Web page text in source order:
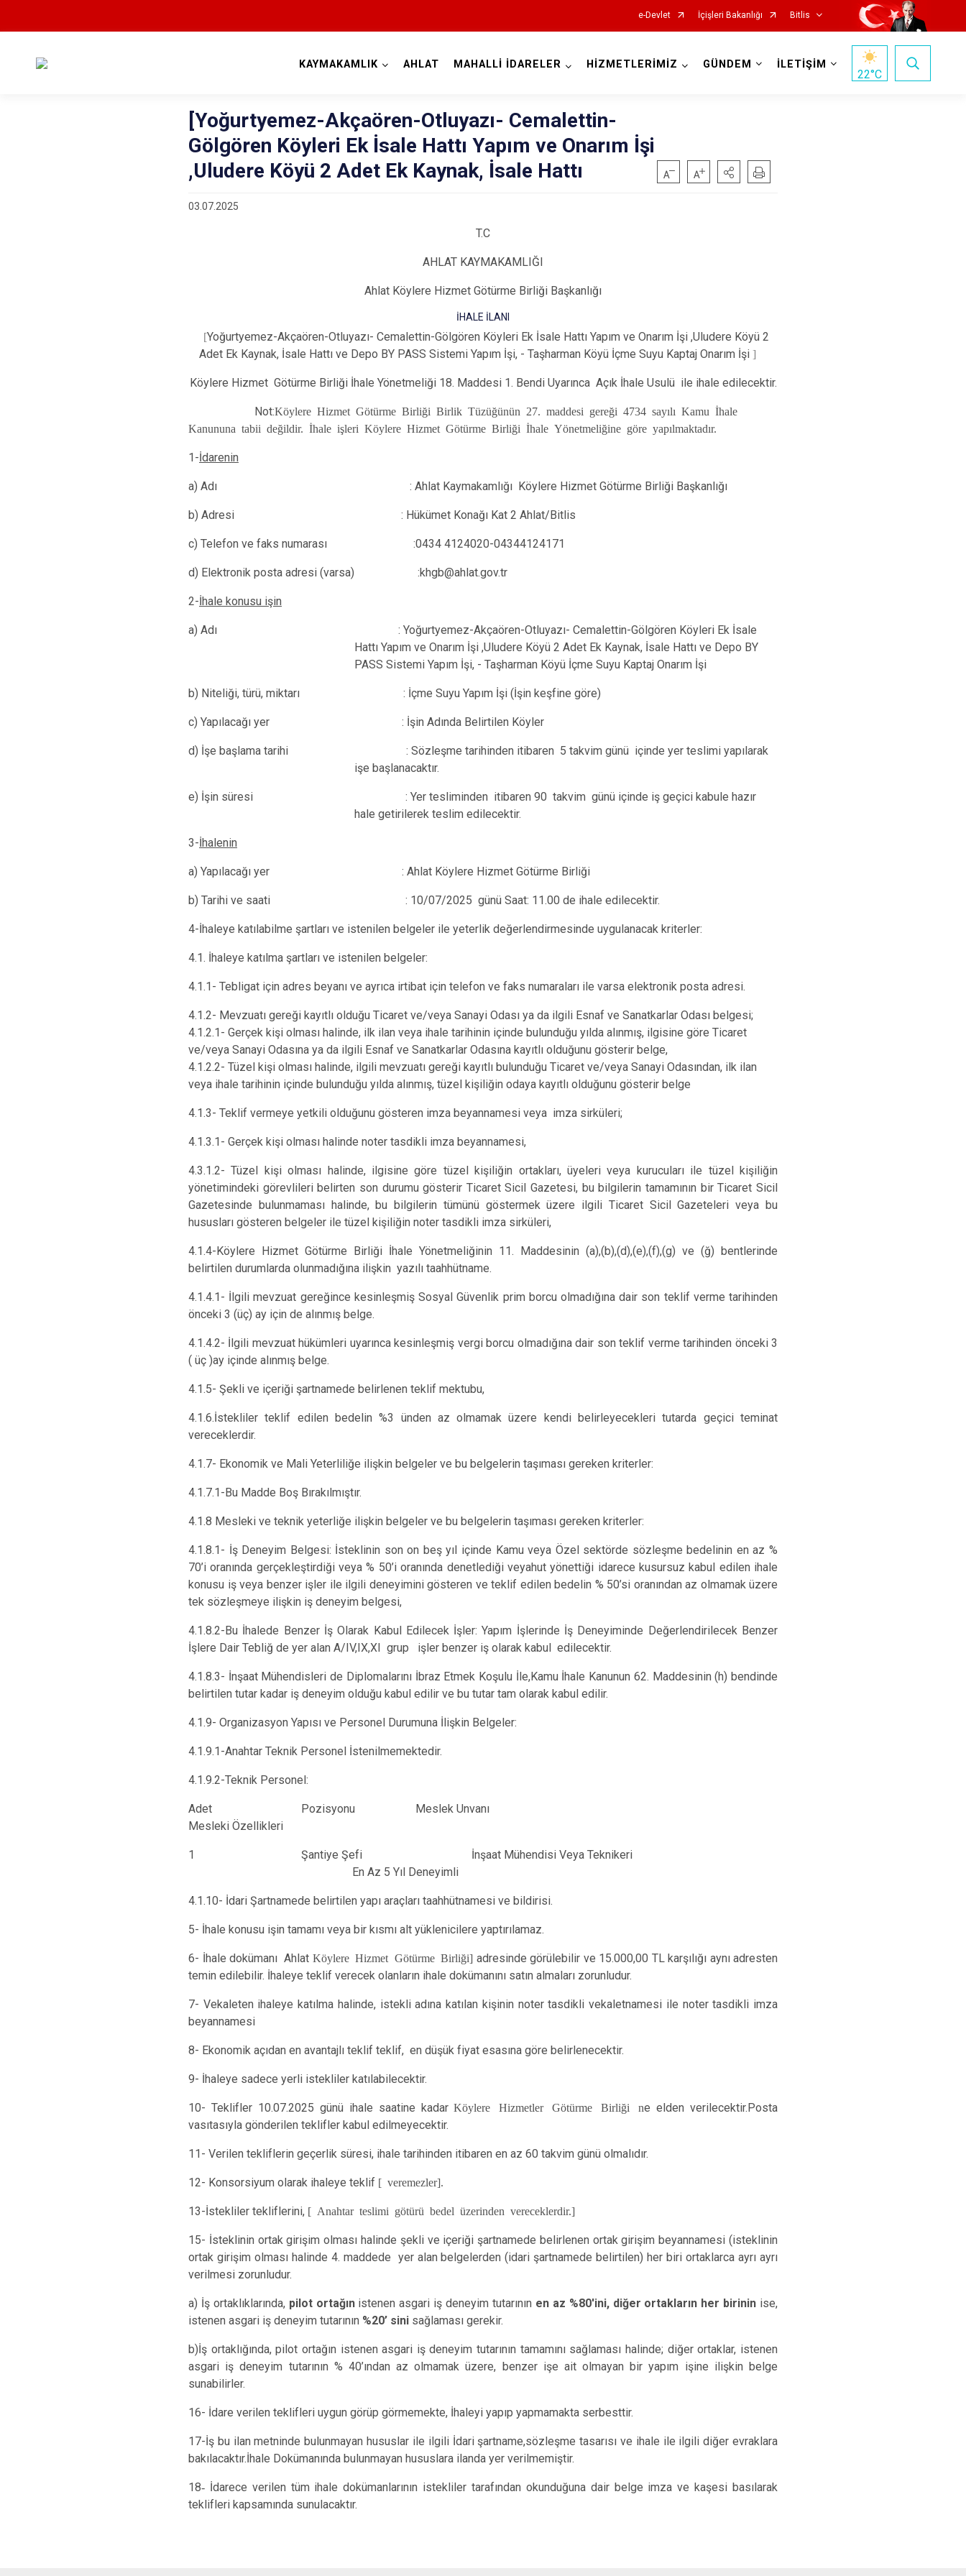
e-Devlet İçişleri Bakanlığı Bitlis
Güroymak
Mutki
Tatvan
KAYMAKAMLIK AHLAT MAHALLİ İDARELER HİZMETLERİMİZ GÜNDEM İLETİŞİM
22°C
[Yoğurtyemez-Akçaören-Otluyazı- Cemalettin-
Gölgören Köyleri Ek İsale Hattı Yapım ve Onarım İşi
,Uludere Köyü 2 Adet Ek Kaynak, İsale Hattı
03.07.2025
T.C
AHLAT KAYMAKAMLIĞI
Ahlat Köylere Hizmet Götürme Birliği Başkanlığı
İHALE İLANI
[Yoğurtyemez-Akçaören-Otluyazı- Cemalettin-Gölgören Köyleri Ek İsale Hattı Yapım ve Onarım İşi ,Uludere Köyü 2
Adet Ek Kaynak, İsale Hattı ve Depo BY PASS Sistemi Yapım İşi, - Taşharman Köyü İçme Suyu Kaptaj Onarım İşi ]
Köylere Hizmet Götürme Birliği İhale Yönetmeliği 18. Maddesi 1. Bendi Uyarınca Açık İhale Usulü ile ihale edilecektir.
Not:Köylere Hizmet Götürme Birliği Birlik Tüzüğünün 27. maddesi gereği 4734 sayılı Kamu İhale
Kanununa tabii değildir. İhale işleri Köylere Hizmet Götürme Birliği İhale Yönetmeliğine göre yapılmaktadır.
1-İdarenin
a) Adı : Ahlat Kaymakamlığı Köylere Hizmet Götürme Birliği Başkanlığı
b) Adresi : Hükümet Konağı Kat 2 Ahlat/Bitlis
c) Telefon ve faks numarası :0434 4124020-04344124171
d) Elektronik posta adresi (varsa) :khgb@ahlat.gov.tr
2-İhale konusu işin
a) Adı : Yoğurtyemez-Akçaören-Otluyazı- Cemalettin-Gölgören Köyleri Ek İsale
Hattı Yapım ve Onarım İşi ,Uludere Köyü 2 Adet Ek Kaynak, İsale Hattı ve Depo BY
PASS Sistemi Yapım İşi, - Taşharman Köyü İçme Suyu Kaptaj Onarım İşi
b) Niteliği, türü, miktarı : İçme Suyu Yapım İşi (İşin keşfine göre)
c) Yapılacağı yer : İşin Adında Belirtilen Köyler
d) İşe başlama tarihi : Sözleşme tarihinden itibaren 5 takvim günü içinde yer teslimi yapılarak
işe başlanacaktır.
e) İşin süresi : Yer tesliminden itibaren 90 takvim günü içinde iş geçici kabule hazır
hale getirilerek teslim edilecektir.
3-İhalenin
a) Yapılacağı yer : Ahlat Köylere Hizmet Götürme Birliği
b) Tarihi ve saati : 10/07/2025 günü Saat: 11.00 de ihale edilecektir.
4-İhaleye katılabilme şartları ve istenilen belgeler ile yeterlik değerlendirmesinde uygulanacak kriterler:
4.1. İhaleye katılma şartları ve istenilen belgeler:
4.1.1- Tebligat için adres beyanı ve ayrıca irtibat için telefon ve faks numaraları ile varsa elektronik posta adresi.
4.1.2- Mevzuatı gereği kayıtlı olduğu Ticaret ve/veya Sanayi Odası ya da ilgili Esnaf ve Sanatkarlar Odası belgesi;
4.1.2.1- Gerçek kişi olması halinde, ilk ilan veya ihale tarihinin içinde bulunduğu yılda alınmış, ilgisine göre Ticaret
ve/veya Sanayi Odasına ya da ilgili Esnaf ve Sanatkarlar Odasına kayıtlı olduğunu gösterir belge,
4.1.2.2- Tüzel kişi olması halinde, ilgili mevzuatı gereği kayıtlı bulunduğu Ticaret ve/veya Sanayi Odasından, ilk ilan
veya ihale tarihinin içinde bulunduğu yılda alınmış, tüzel kişiliğin odaya kayıtlı olduğunu gösterir belge
4.1.3- Teklif vermeye yetkili olduğunu gösteren imza beyannamesi veya imza sirküleri;
4.1.3.1- Gerçek kişi olması halinde noter tasdikli imza beyannamesi,
4.3.1.2- Tüzel kişi olması halinde, ilgisine göre tüzel kişiliğin ortakları, üyeleri veya kurucuları ile tüzel kişiliğin
yönetimindeki görevlileri belirten son durumu gösterir Ticaret Sicil Gazetesi, bu bilgilerin tamamının bir Ticaret Sicil
Gazetesinde bulunmaması halinde, bu bilgilerin tümünü göstermek üzere ilgili Ticaret Sicil Gazeteleri veya bu
hususları gösteren belgeler ile tüzel kişiliğin noter tasdikli imza sirküleri,
4.1.4-Köylere Hizmet Götürme Birliği İhale Yönetmeliğinin 11. Maddesinin (a),(b),(d),(e),(f),(g) ve (ğ) bentlerinde
belirtilen durumlarda olunmadığına ilişkin yazılı taahhütname.
4.1.4.1- İlgili mevzuat gereğince kesinleşmiş Sosyal Güvenlik prim borcu olmadığına dair son teklif verme tarihinden
önceki 3 (üç) ay için de alınmış belge.
4.1.4.2- İlgili mevzuat hükümleri uyarınca kesinleşmiş vergi borcu olmadığına dair son teklif verme tarihinden önceki 3
( üç )ay içinde alınmış belge.
4.1.5- Şekli ve içeriği şartnamede belirlenen teklif mektubu,
4.1.6.İstekliler teklif edilen bedelin %3 ünden az olmamak üzere kendi belirleyecekleri tutarda geçici teminat
vereceklerdir.
4.1.7- Ekonomik ve Mali Yeterliliğe ilişkin belgeler ve bu belgelerin taşıması gereken kriterler:
4.1.7.1-Bu Madde Boş Bırakılmıştır.
4.1.8 Mesleki ve teknik yeterliğe ilişkin belgeler ve bu belgelerin taşıması gereken kriterler:
4.1.8.1- İş Deneyim Belgesi: İsteklinin son on beş yıl içinde Kamu veya Özel sektörde sözleşme bedelinin en az %
70’i oranında gerçekleştirdiği veya % 50’i oranında denetlediği veyahut yönettiği idarece kusursuz kabul edilen ihale
konusu iş veya benzer işler ile ilgili deneyimini gösteren ve teklif edilen bedelin % 50’si oranından az olmamak üzere
tek sözleşmeye ilişkin iş deneyim belgesi,
4.1.8.2-Bu İhalede Benzer İş Olarak Kabul Edilecek İşler: Yapım İşlerinde İş Deneyiminde Değerlendirilecek Benzer
İşlere Dair Tebliğ de yer alan A/IV,IX,XI grup işler benzer iş olarak kabul edilecektir.
4.1.8.3- İnşaat Mühendisleri de Diplomalarını İbraz Etmek Koşulu İle,Kamu İhale Kanunun 62. Maddesinin (h) bendinde
belirtilen tutar kadar iş deneyim olduğu kabul edilir ve bu tutar tam olarak kabul edilir.
4.1.9- Organizasyon Yapısı ve Personel Durumuna İlişkin Belgeler:
4.1.9.1-Anahtar Teknik Personel İstenilmemektedir.
4.1.9.2-Teknik Personel:
Adet Pozisyonu Meslek Unvanı
Mesleki Özellikleri
1 Şantiye Şefi İnşaat Mühendisi Veya Teknikeri
En Az 5 Yıl Deneyimli
4.1.10- İdari Şartnamede belirtilen yapı araçları taahhütnamesi ve bildirisi.
5- İhale konusu işin tamamı veya bir kısmı alt yüklenicilere yaptırılamaz.
6- İhale dokümanı Ahlat Köylere Hizmet Götürme Birliği] adresinde görülebilir ve 15.000,00 TL karşılığı aynı adresten
temin edilebilir. İhaleye teklif verecek olanların ihale dokümanını satın almaları zorunludur.
7- Vekaleten ihaleye katılma halinde, istekli adına katılan kişinin noter tasdikli vekaletnamesi ile noter tasdikli imza
beyannamesi
8- Ekonomik açıdan en avantajlı teklif teklif, en düşük fiyat esasına göre belirlenecektir.
9- İhaleye sadece yerli istekliler katılabilecektir.
10- Teklifler 10.07.2025 günü ihale saatine kadarKöylere Hizmetler Götürme Birliği ne elden verilecektir.Posta
vasıtasıyla gönderilen teklifler kabul edilmeyecektir.
11- Verilen tekliflerin geçerlik süresi, ihale tarihinden itibaren en az 60 takvim günü olmalıdır.
12- Konsorsiyum olarak ihaleye teklif [ veremezler].
13-İstekliler tekliflerini, [ Anahtar teslimi götürü bedel üzerinden vereceklerdir.]
15- İsteklinin ortak girişim olması halinde şekli ve içeriği şartnamede belirlenen ortak girişim beyannamesi (isteklinin
ortak girişim olması halinde 4. maddede yer alan belgelerden (idari şartnamede belirtilen) her biri ortaklarca ayrı ayrı
verilmesi zorunludur.
a) İş ortaklıklarında, pilot ortağınistenen asgari iş deneyim tutarının en az %80'ini, diğer ortakların her birinin ise,
istenen asgari iş deneyim tutarının %20’ sini sağlaması gerekir.
b)İş ortaklığında, pilot ortağın istenen asgari iş deneyim tutarının tamamını sağlaması halinde; diğer ortaklar, istenen
asgari iş deneyim tutarının % 40’ından az olmamak üzere, benzer işe ait olmayan bir yapım işine ilişkin belge
sunabilirler.
16- İdare verilen teklifleri uygun görüp görmemekte, İhaleyi yapıp yapmamakta serbesttir.
17-İş bu ilan metninde bulunmayan hususlar ile ilgili İdari şartname,sözleşme tasarısı ve ihale ile ilgili diğer evraklara
bakılacaktır.İhale Dokümanında bulunmayan hususlara ilanda yer verilmemiştir.
18- İdarece verilen tüm ihale dokümanlarının istekliler tarafından okunduğuna dair belge imza ve kaşesi basılarak
teklifleri kapsamında sunulacaktır.